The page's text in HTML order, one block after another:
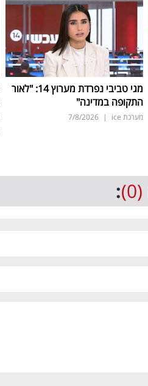
מגי טביבי נפרדת מערוץ 14: "לאור
התקופה במדינה"
מערכת ice |
7/8/2026
(0)
: